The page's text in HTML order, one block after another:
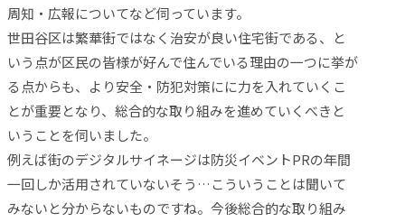
周知・広報についてなど伺っています。
世田谷区は繁華街ではなく治安が良い住宅街である、と
いう点が区民の皆様が好んで住んでいる理由の一つに挙が
る点からも、より安全・防犯対策にに力を入れていくこ
とが重要となり、総合的な取り組みを進めていくべきと
いうことを伺いました。
例えば街のデジタルサイネージは防災イベントPRの年間
一回しか活用されていないそう…こういうことは聞いて
みないと分からないものですね。今後総合的な取り組み